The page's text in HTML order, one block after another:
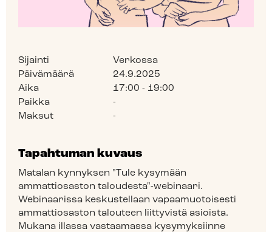
Sijainti
Verkossa
Päivämäärä
24.9.2025
Aika
17:00 - 19:00
Paikka
-
Maksut
-
Tapahtuman kuvaus
Matalan kynnyksen "Tule kysymään
ammattiosaston taloudesta"-webinaari.
Webinaarissa keskustellaan vapaamuotoisesti
ammattiosaston talouteen liittyvistä asioista.
Mukana illassa vastaamassa kysymyksiinne